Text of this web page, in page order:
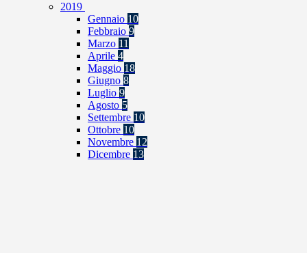
2019
Gennaio 10
Febbraio 9
Marzo 11
Aprile 4
Maggio 18
Giugno 8
Luglio 9
Agosto 5
Settembre 10
Ottobre 10
Novembre 12
Dicembre 13